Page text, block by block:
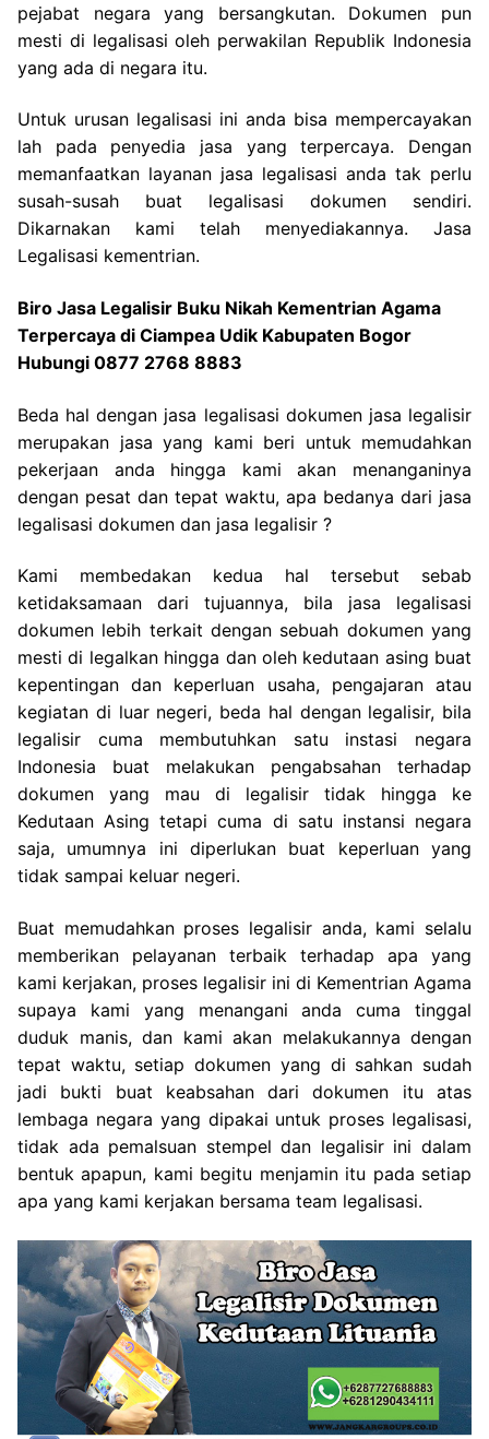
pejabat negara yang bersangkutan. Dokumen pun
mesti di legalisasi oleh perwakilan Republik Indonesia
yang ada di negara itu.
Untuk urusan legalisasi ini anda bisa mempercayakan
lah pada penyedia jasa yang terpercaya. Dengan
memanfaatkan layanan jasa legalisasi anda tak perlu
susah-susah buat legalisasi dokumen sendiri.
Dikarnakan kami telah menyediakannya. Jasa
Legalisasi kementrian.
Biro Jasa Legalisir Buku Nikah Kementrian Agama
Terpercaya di Ciampea Udik Kabupaten Bogor
Hubungi 0877 2768 8883
Beda hal dengan jasa legalisasi dokumen jasa legalisir
merupakan jasa yang kami beri untuk memudahkan
pekerjaan anda hingga kami akan menanganinya
dengan pesat dan tepat waktu, apa bedanya dari jasa
legalisasi dokumen dan jasa legalisir ?
Kami membedakan kedua hal tersebut sebab
ketidaksamaan dari tujuannya, bila jasa legalisasi
dokumen lebih terkait dengan sebuah dokumen yang
mesti di legalkan hingga dan oleh kedutaan asing buat
kepentingan dan keperluan usaha, pengajaran atau
kegiatan di luar negeri, beda hal dengan legalisir, bila
legalisir cuma membutuhkan satu instasi negara
Indonesia buat melakukan pengabsahan terhadap
dokumen yang mau di legalisir tidak hingga ke
Kedutaan Asing tetapi cuma di satu instansi negara
saja, umumnya ini diperlukan buat keperluan yang
tidak sampai keluar negeri.
Buat memudahkan proses legalisir anda, kami selalu
memberikan pelayanan terbaik terhadap apa yang
kami kerjakan, proses legalisir ini di Kementrian Agama
supaya kami yang menangani anda cuma tinggal
duduk manis, dan kami akan melakukannya dengan
tepat waktu, setiap dokumen yang di sahkan sudah
jadi bukti buat keabsahan dari dokumen itu atas
lembaga negara yang dipakai untuk proses legalisasi,
tidak ada pemalsuan stempel dan legalisir ini dalam
bentuk apapun, kami begitu menjamin itu pada setiap
apa yang kami kerjakan bersama team legalisasi.